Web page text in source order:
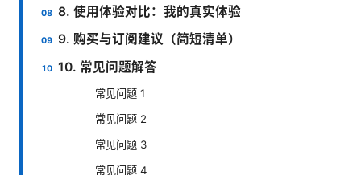
8. 使用体验对比：我的真实体验
9. 购买与订阅建议（简短清单）
10. 常见问题解答
常见问题 1
常见问题 2
常见问题 3
常见问题 4